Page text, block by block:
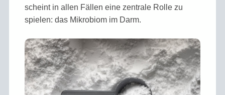
scheint in allen Fällen eine zentrale Rolle zu
spielen: das Mikro­biom im Darm.